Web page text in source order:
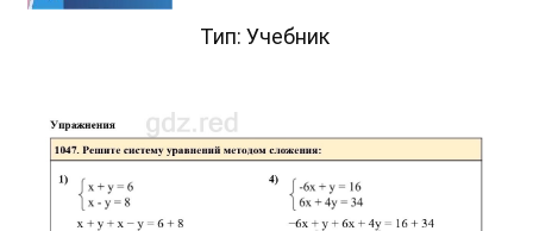
Тип: Учебник